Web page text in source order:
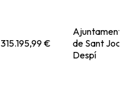
315.195,99 €
Ajuntament
de Sant
Despí